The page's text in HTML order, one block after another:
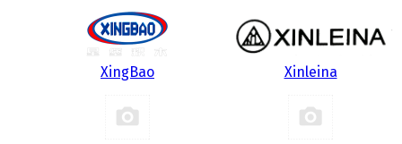
XingBao Xinleina